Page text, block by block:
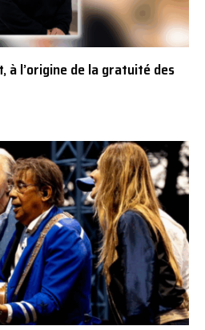
à l’origine de la gratuité des